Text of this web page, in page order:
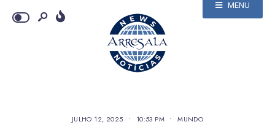
MENU
JULHO 12, 2025 • 10:53 PM • MUNDO